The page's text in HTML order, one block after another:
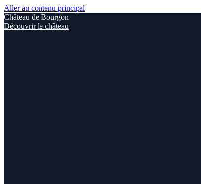
Aller au contenu principal
Château de Bourgon
Découvrir le château